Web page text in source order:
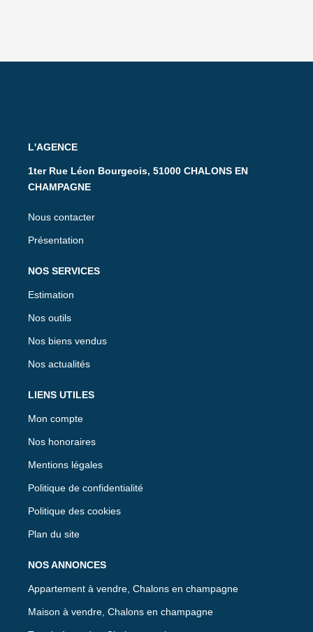
L'AGENCE
1ter Rue Léon Bourgeois, 51000 CHALONS EN
CHAMPAGNE
Nous contacter
Présentation
NOS SERVICES
Estimation
Nos outils
Nos biens vendus
Nos actualités
LIENS UTILES
Mon compte
Nos honoraires
Mentions légales
Politique de confidentialité
Politique des cookies
Plan du site
NOS ANNONCES
Appartement à vendre, Chalons en champagne
Maison à vendre, Chalons en champagne